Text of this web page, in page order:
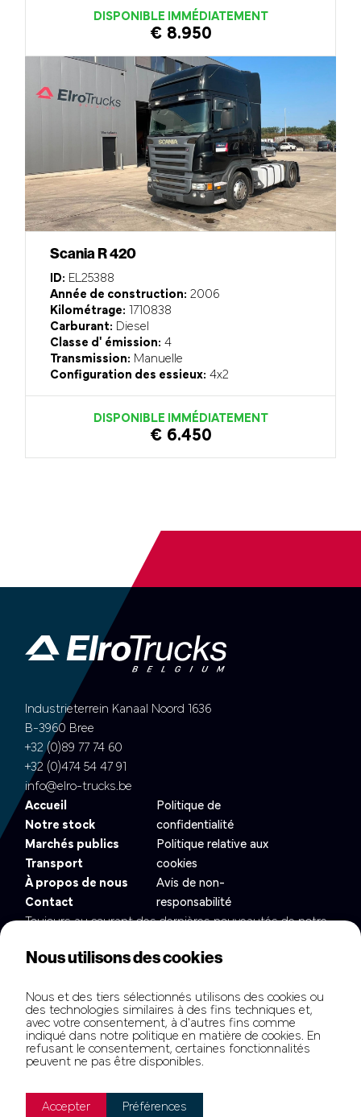
DISPONIBLE IMMÉDIATEMENT
€ 8.950
Scania R 420
ID: EL25388
Année de construction: 2006
Kilométrage: 1710838
Carburant: Diesel
Classe d' émission: 4
Transmission: Manuelle
Configuration des essieux: 4x2
DISPONIBLE IMMÉDIATEMENT
€ 6.450
Industrieterrein Kanaal Noord 1636
B-3960 Bree
+32 (0)89 77 74 60
+32 (0)474 54 47 91
info@elro-trucks.be
Accueil
Notre stock
Marchés publics
Transport
À propos de nous
Contact
Politique de
confidentialité
Politique relative aux
cookies
Avis de non-
responsabilité
Toujours au courant des dernières nouveautés de notre
Copyright © elrotb.com all rights reserved.
fuels this website.
Nous utilisons des cookies
Nous et des tiers sélectionnés utilisons des cookies ou
des technologies similaires à des fins techniques et,
avec votre consentement, à d'autres fins comme
indiqué dans notre politique en matière de cookies. En
refusant le consentement, certaines fonctionnalités
peuvent ne pas être disponibles.
Accepter Préférences